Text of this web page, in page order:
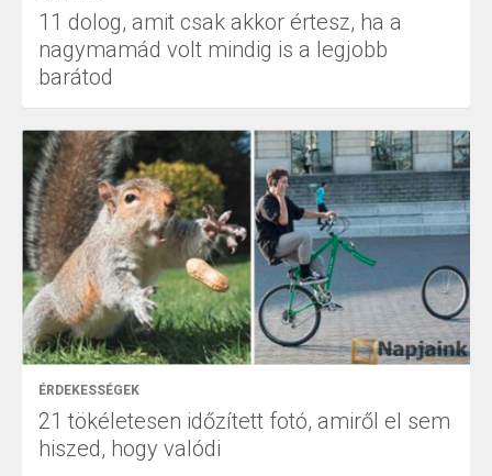
11 dolog, amit csak akkor értesz, ha a
nagymamád volt mindig is a legjobb
barátod
ÉRDEKESSÉGEK
21 tökéletesen időzített fotó, amiről el sem
hiszed, hogy valódi